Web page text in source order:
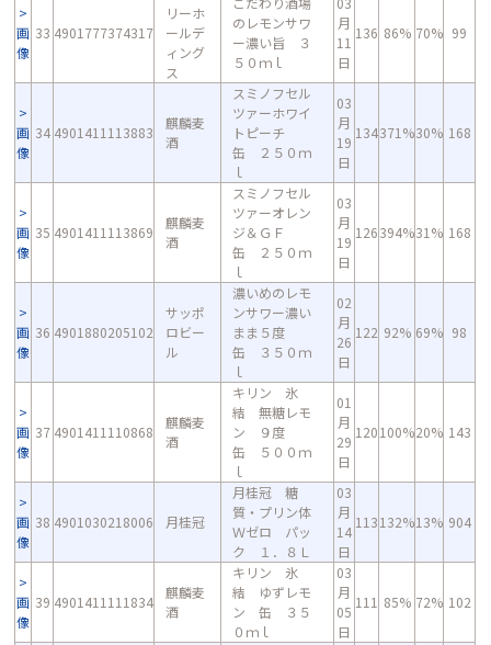
画
像
33 4901777374317
リーホ
ールデ
ィング
ス
のレモンサワ
ー濃い旨 ３
５０ｍｌ
月
11
日
136 86% 70% 99
画
像
34 4901411113883
麒麟麦
酒
スミノフセル
ツァーホワイ
トピーチ
缶 ２５０ｍ
ｌ
03
月
19
日
134371%30% 168
画
像
35 4901411113869
麒麟麦
酒
スミノフセル
ツァーオレン
ジ＆ＧＦ
缶 ２５０ｍ
ｌ
03
月
19
日
126394%31% 168
画
像
36 4901880205102
サッポ
ロビー
ル
濃いめのレモ
ンサワー濃い
まま５度
缶 ３５０ｍ
ｌ
02
月
26
日
122 92% 69% 98
画
像
37 4901411110868
麒麟麦
酒
キリン 氷
結 無糖レモ
ン ９度
缶 ５００ｍ
ｌ
01
月
29
日
120100%20% 143
画
像
38 4901030218006 月桂冠
月桂冠 糖
質・プリン体
Ｗゼロ パッ
ク １．８Ｌ
03
月
14
日
113132%13% 904
画
像
39 4901411111834
麒麟麦
酒
キリン 氷
結 ゆずレモ
ン 缶 ３５
０ｍｌ
03
月
05
日
111 85% 72% 102